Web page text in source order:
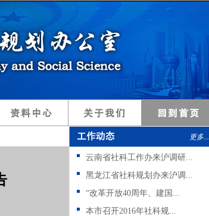
更多...
云南省社科工作办来沪调研...
黑龙江省社科规划办来沪调...
“改革开放40周年、建国...
本市召开2016年社科规...